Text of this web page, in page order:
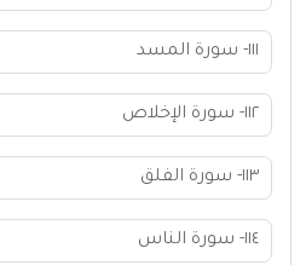
١١١- سورة المسد
١١٢- سورة الإخلاص
١١٣- سورة الفلق
١١٤- سورة الناس